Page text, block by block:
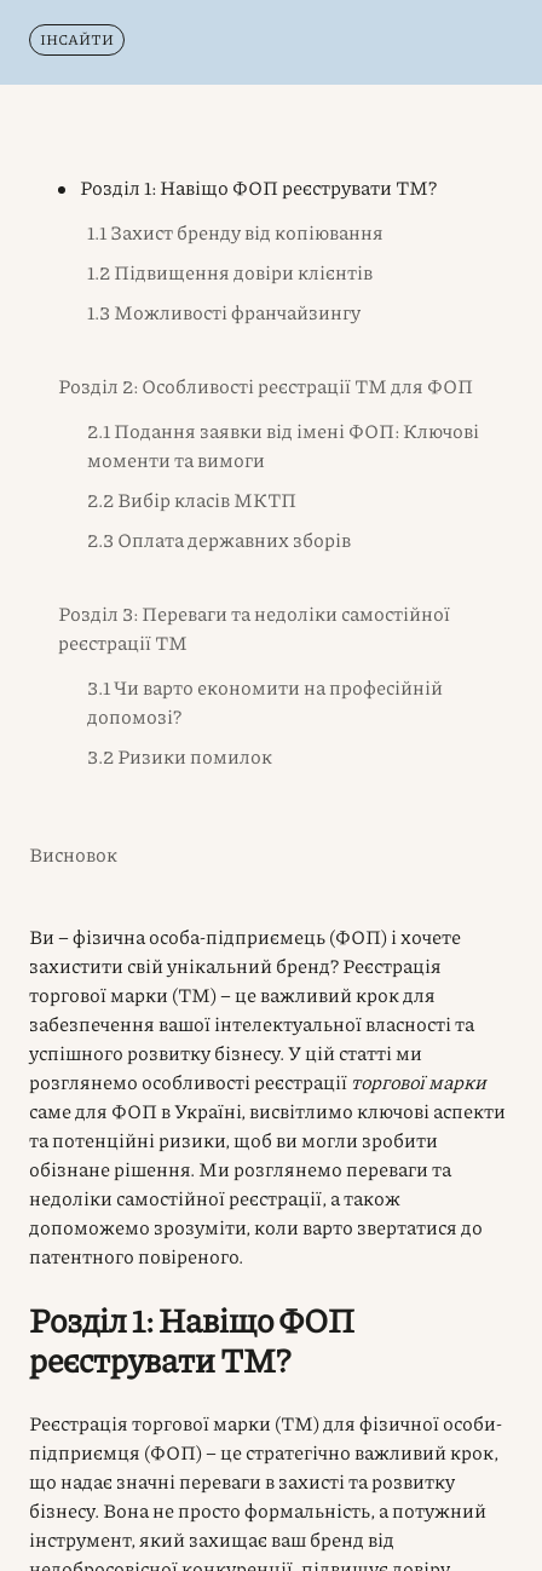
ІНСАЙТИ
Розділ 1: Навіщо ФОП реєструвати ТМ?
1.1 Захист бренду від копіювання
1.2 Підвищення довіри клієнтів
1.3 Можливості франчайзингу
Розділ 2: Особливості реєстрації ТМ для ФОП
2.1 Подання заявки від імені ФОП: Ключові
моменти та вимоги
2.2 Вибір класів МКТП
2.3 Оплата державних зборів
Розділ 3: Переваги та недоліки самостійної
реєстрації ТМ
3.1 Чи варто економити на професійній
допомозі?
3.2 Ризики помилок
Висновок
Ви – фізична особа-підприємець (ФОП) і хочете
захистити свій унікальний бренд? Реєстрація
торгової марки (ТМ) – це важливий крок для
забезпечення вашої інтелектуальної власності та
успішного розвитку бізнесу. У цій статті ми
розглянемо особливості реєстрації торгової марки
саме для ФОП в Україні, висвітлимо ключові аспекти
та потенційні ризики, щоб ви могли зробити
обізнане рішення. Ми розглянемо переваги та
недоліки самостійної реєстрації, а також
допоможемо зрозуміти, коли варто звертатися до
патентного повіреного.
Розділ 1: Навіщо ФОП
реєструвати ТМ?
Реєстрація торгової марки (ТМ) для фізичної особи-
підприємця (ФОП) – це стратегічно важливий крок,
що надає значні переваги в захисті та розвитку
бізнесу. Вона не просто формальність, а потужний
інструмент, який захищає ваш бренд від